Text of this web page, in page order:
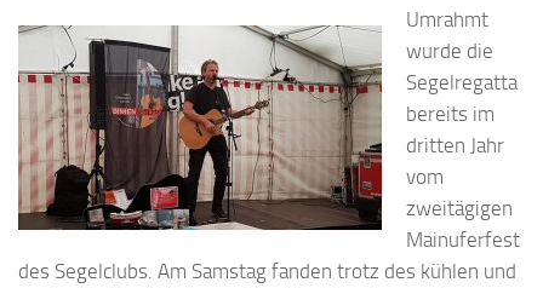
Umrahmt
wurde die
Segelregatta
bereits im
dritten Jahr
vom
zweitägigen
Mainuferfest
des Segelclubs. Am Samstag fanden trotz des kühlen und